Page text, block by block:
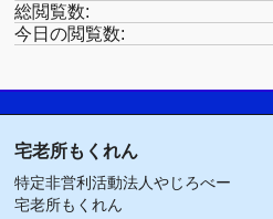
総閲覧数:
今日の閲覧数:
宅老所もくれん
特定非営利活動法人やじろべー
宅老所もくれん